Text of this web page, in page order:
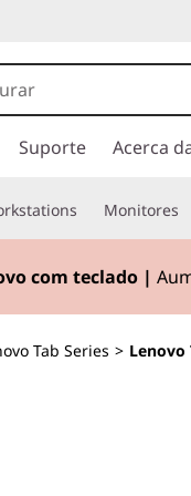
Suporte Acerca
Monitores
com teclado |
Tab Series > Lenovo